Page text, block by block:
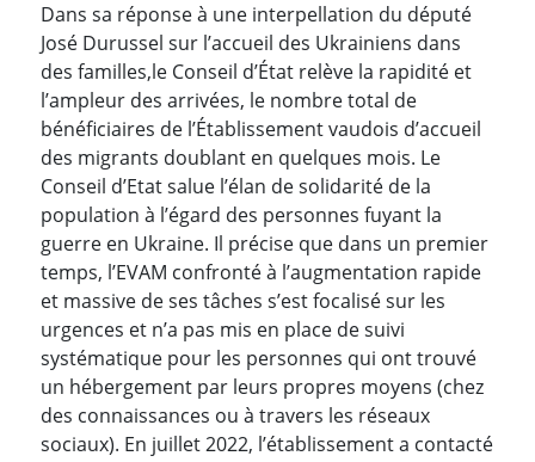
Dans sa réponse à une interpellation du député
José Durussel sur l’accueil des Ukrainiens dans
des familles,le Conseil d’État relève la rapidité et
l’ampleur des arrivées, le nombre total de
bénéficiaires de l’Établissement vaudois d’accueil
des migrants doublant en quelques mois. Le
Conseil d’Etat salue l’élan de solidarité de la
population à l’égard des personnes fuyant la
guerre en Ukraine. Il précise que dans un premier
temps, l’EVAM confronté à l’augmentation rapide
et massive de ses tâches s’est focalisé sur les
urgences et n’a pas mis en place de suivi
systématique pour les personnes qui ont trouvé
un hébergement par leurs propres moyens (chez
des connaissances ou à travers les réseaux
sociaux). En juillet 2022, l’établissement a contacté